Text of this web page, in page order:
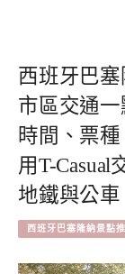
西班牙巴
市區交通
時間、票
用T-
地鐵與公車
西班牙巴塞隆納景點